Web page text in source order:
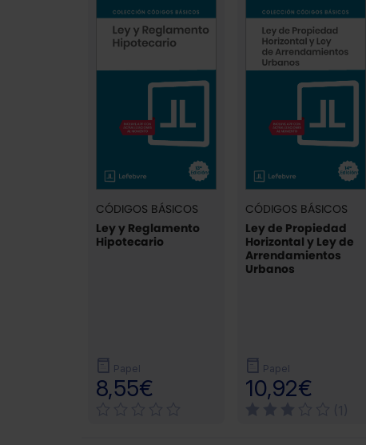
CÓDIGOS BÁSICOS
Ley y Reglamento
Hipotecario
Papel
8,55€
CÓDIGOS BÁSICOS
Ley de Propiedad
Horizontal y Ley de
Arrendamientos
Urbanos
Papel
10,92€